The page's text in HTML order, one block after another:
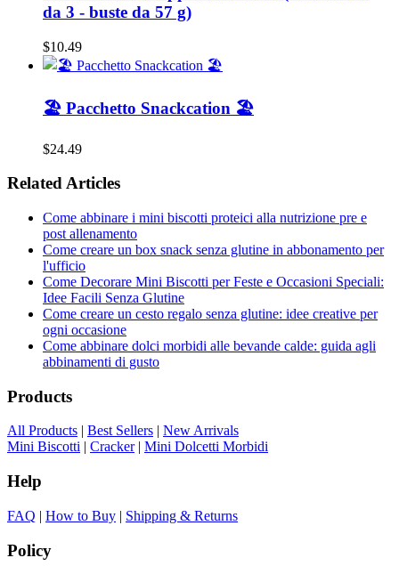
da 3 - buste da 57 g)
$10.49
🏖️ Pacchetto Snackcation 🏖️
$24.49
Related Articles
Come abbinare i mini biscotti proteici alla nutrizione pre e
post allenamento
Come creare un box snack senza glutine in abbonamento per
l'ufficio
Come Decorare Mini Biscotti per Feste e Occasioni Speciali:
Idee Facili Senza Glutine
Come creare un cesto regalo senza glutine: idee creative per
ogni occasione
Come abbinare dolci morbidi alle bevande calde: guida agli
abbinamenti di gusto
Products
All Products | Best Sellers | New Arrivals
Mini Biscotti | Cracker| Mini Dolcetti Morbidi
Help
FAQ | How to Buy | Shipping & Returns
Policy